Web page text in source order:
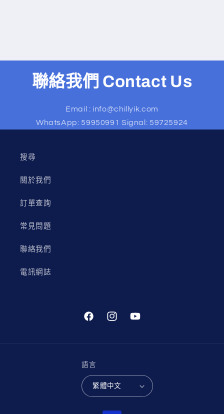
聯絡我們 Contact Us
Email : info@chillyik.com
WhatsApp: 59950991 Signal: 59725924
搜尋
關於我們
訂單查詢
常見問題
聯絡我們
電訊網誌
FacebookInstagramYouTube
語言
繁體中文
付